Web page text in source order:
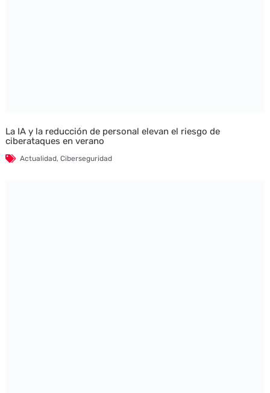
La IA y la reducción de personal elevan el riesgo de
ciberataques en verano
Actualidad, Ciberseguridad